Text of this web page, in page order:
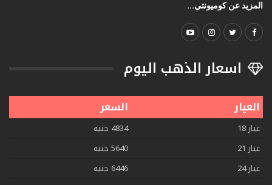
المزيد عن كوميونتي...
اسعار الذهب اليوم
العيار السعر
عيار 18
4834 جنيه
عيار 21
5640 جنيه
عيار 24
6446 جنيه